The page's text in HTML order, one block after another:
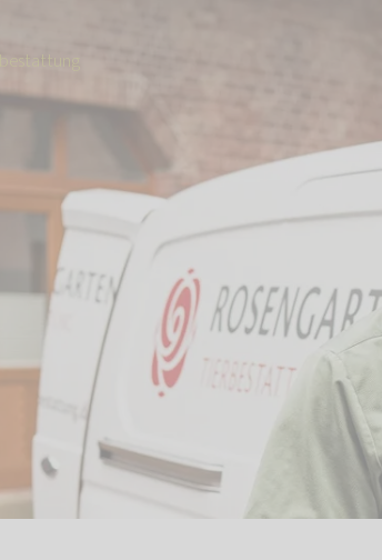
TikTok-Star Luis Bauer zeigt seiner Community die